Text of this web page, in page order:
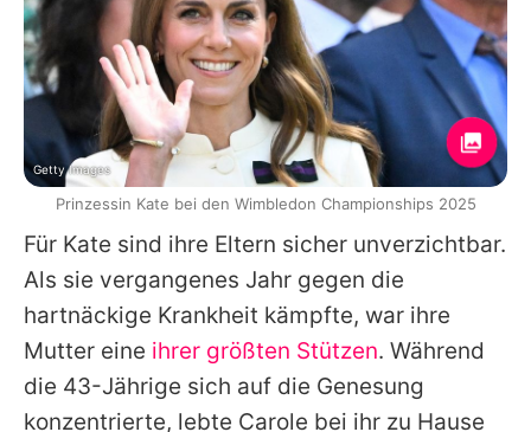
Für Kate sind ihre Eltern sicher unverzichtbar.
Als sie vergangenes Jahr gegen die
hartnäckige Krankheit kämpfte, war ihre
Mutter eine ihrer größten Stützen. Während
die 43-Jährige sich auf die Genesung
konzentrierte, lebte Carole bei ihr zu Hause
Getty Images
Prinzessin Kate bei den Wimbledon Championships 2025